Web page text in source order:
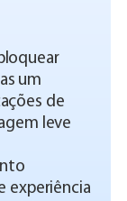
um
de
leve
experiência